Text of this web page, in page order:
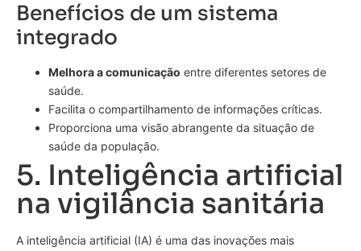
Benefícios de um sistema
integrado
Melhora a comunicação entre diferentes setores de
saúde.
Facilita o compartilhamento de informações críticas.
Proporciona uma visão abrangente da situação de
saúde da população.
5. Inteligência artificial
na vigilância sanitária
A inteligência artificial (IA) é uma das inovações mais